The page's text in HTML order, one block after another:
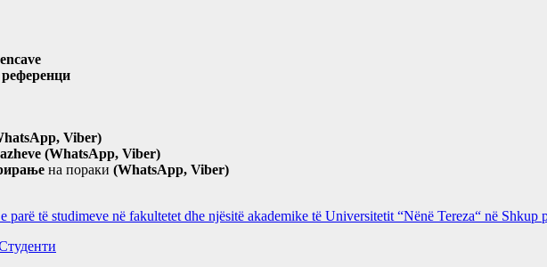
Viber)
(WhatsApp, Viber)
на пораки (WhatsApp, Viber)
parë të studimeve në fakultetet dhe njësitë akademike të Universitetit “Nënë Tereza“ në